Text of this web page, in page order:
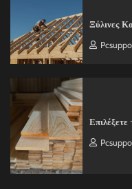
Ξύλινες
Επιλέξετε